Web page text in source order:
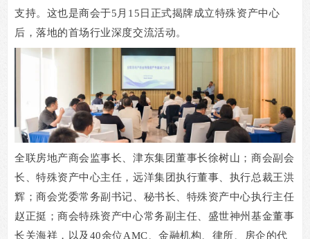
支持。这也是商会于5 月 15 日正式揭牌成立特殊资产中心
后，落地的首场行业深度交流活动。
全联房地产商会监事长、津东集团董事长徐树山；商会副会
长、特殊资产中心主任，远洋集团执行董事、执行总裁王洪
辉；商会党委常务副书记、秘书长、特殊资产中心执行主任
赵正挺；商会特殊资产中心常务副主任、盛世神州基金董事
长关海祥，以及 40余位AMC、金融机构、律所、房企的代